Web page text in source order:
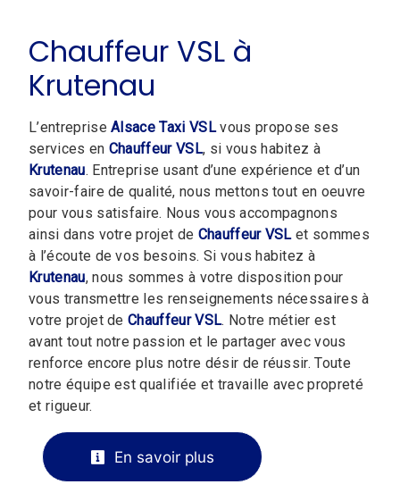
Chauffeur VSL à
Krutenau
L’entrepriseAlsace Taxi VSLvous propose ses
services en Chauffeur VSL, si vous habitez à
Krutenau. Entreprise usant d’une expérience et d’un
savoir-faire de qualité, nous mettons tout en oeuvre
pour vous satisfaire. Nous vous accompagnons
ainsi dans votre projet de Chauffeur VSLet sommes
à l’écoute de vos besoins. Si vous habitez à
Krutenau, nous sommes à votre disposition pour
vous transmettre les renseignements nécessaires à
votre projet deChauffeur VSL. Notre métier est
avant tout notre passion et le partager avec vous
renforce encore plus notre désir de réussir. Toute
notre équipe est qualifiée et travaille avec propreté
et rigueur.
En savoir plus